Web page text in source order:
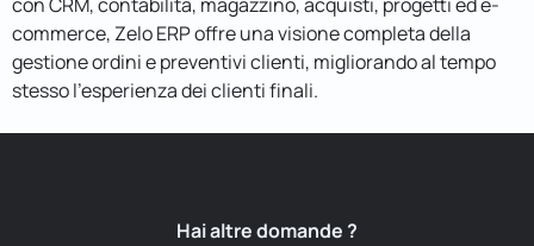
commerce, Zelo ERP offre una visione completa della
gestione ordini e preventivi clienti, migliorando al tempo
stesso l’esperienza dei clienti finali.
Hai altre domande ?